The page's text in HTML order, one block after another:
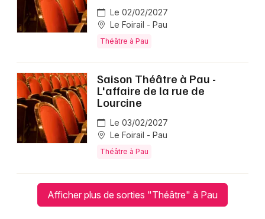
Le 02/02/2027
Le Foirail - Pau
Théâtre à Pau
Saison Théâtre à Pau -
L'affaire de la rue de
Lourcine
Le 03/02/2027
Le Foirail - Pau
Théâtre à Pau
Afficher plus de sorties "Théâtre" à Pau